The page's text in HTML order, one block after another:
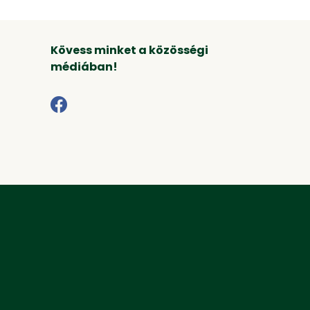
Kövess minket a közösségi
médiában!